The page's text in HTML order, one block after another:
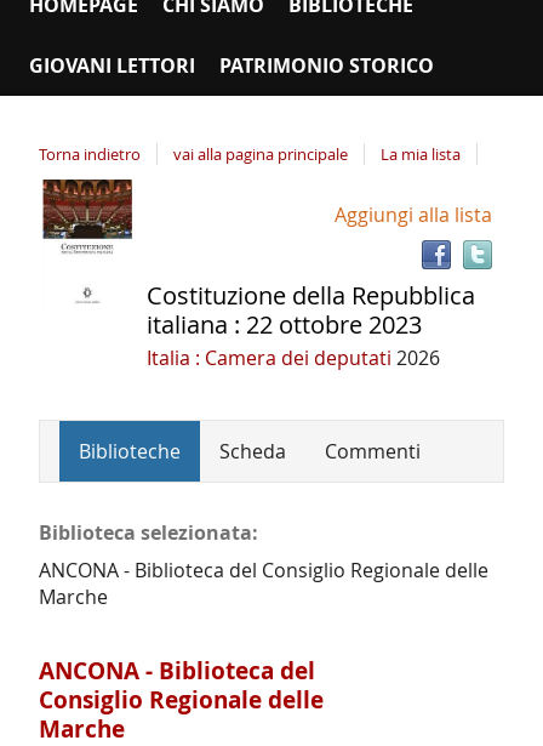
GIOVANI LETTORI PATRIMONIO STORICO
Torna indietro vai alla pagina principale La mia lista
Dettaglio
del
documento
Aggiungi alla lista
Costituzione della Repubblica
italiana : 22 ottobre 2023
Italia : Camera dei deputati 2026
Biblioteche Scheda Commenti
Biblioteca selezionata:
ANCONA - Biblioteca del Consiglio Regionale delle
Marche
ANCONA - Biblioteca del
Consiglio Regionale delle
Marche